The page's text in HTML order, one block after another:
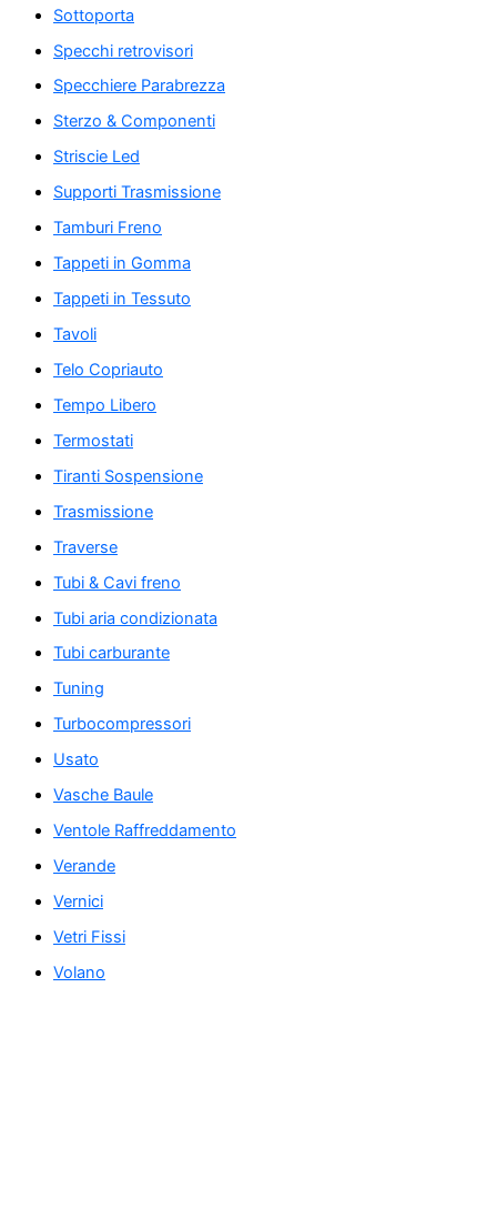
Sottoporta
Specchi retrovisori
Specchiere Parabrezza
Sterzo & Componenti
Striscie Led
Supporti Trasmissione
Tamburi Freno
Tappeti in Gomma
Tappeti in Tessuto
Tavoli
Telo Copriauto
Tempo Libero
Termostati
Tiranti Sospensione
Trasmissione
Traverse
Tubi & Cavi freno
Tubi aria condizionata
Tubi carburante
Tuning
Turbocompressori
Usato
Vasche Baule
Ventole Raffreddamento
Verande
Vernici
Vetri Fissi
Volano